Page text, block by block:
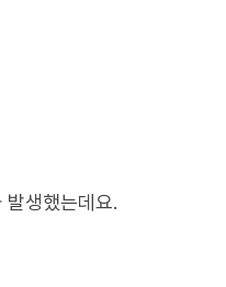
생했는데요.